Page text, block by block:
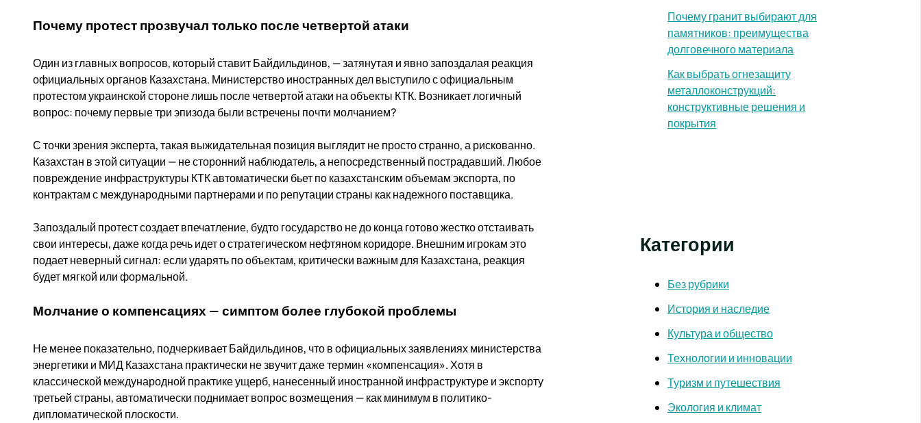
Почему протест прозвучал только после четвертой атаки
Один из главных вопросов, который ставит Байдильдинов, — затянутая и явно запоздалая реакция
официальных органов Казахстана. Министерство иностранных дел выступило с официальным
протестом украинской стороне лишь после четвертой атаки на объекты КТК. Возникает логичный
вопрос: почему первые три эпизода были встречены почти молчанием?
С точки зрения эксперта, такая выжидательная позиция выглядит не просто странно, а рискованно.
Казахстан в этой ситуации — не сторонний наблюдатель, а непосредственный пострадавший. Любое
повреждение инфраструктуры КТК автоматически бьет по казахстанским объемам экспорта, по
контрактам с международными партнерами и по репутации страны как надежного поставщика.
Запоздалый протест создает впечатление, будто государство не до конца готово жестко отстаивать
свои интересы, даже когда речь идет о стратегическом нефтяном коридоре. Внешним игрокам это
подает неверный сигнал: если ударять по объектам, критически важным для Казахстана, реакция
будет мягкой или формальной.
Молчание о компенсациях — симптом более глубокой проблемы
Не менее показательно, подчеркивает Байдильдинов, что в официальных заявлениях министерства
энергетики и МИД Казахстана практически не звучит даже термин «компенсация». Хотя в
классической международной практике ущерб, нанесенный иностранной инфраструктуре и экспорту
третьей страны, автоматически поднимает вопрос возмещения — как минимум в политико-
дипломатической плоскости.
Почему гранит выбирают для
памятников: преимущества
долговечного материала
Как выбрать огнезащиту
металлоконструкций:
конструктивные решения и
покрытия
Категории
Без рубрики
История и наследие
Культура и общество
Технологии и инновации
Туризм и путешествия
Экология и климат